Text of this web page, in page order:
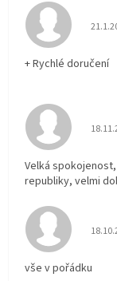
+ Rychlé doručení
Velká
republiky, velmi
vše v pořádku